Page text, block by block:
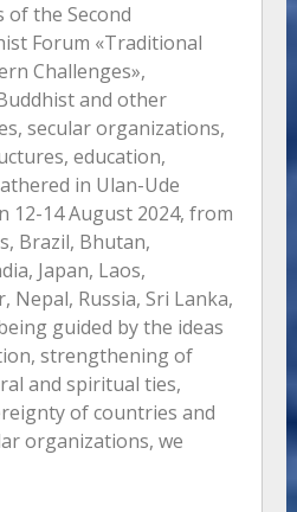
of the Second
Forum «Traditional
Challenges»,
and other
secular organizations,
education,
in Ulan-Ude
12-14 August 2024, from
Brazil, Bhutan,
Japan, Laos,
Nepal, Russia, Sri Lanka,
guided by the ideas
strengthening of
and spiritual ties,
of countries and
organizations, we